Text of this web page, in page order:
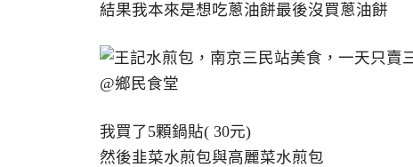
結果我本來是想吃蔥油餅最後沒買蔥油餅
我買了5顆鍋貼( 30元)
然後韭菜水煎包與高麗菜水煎包